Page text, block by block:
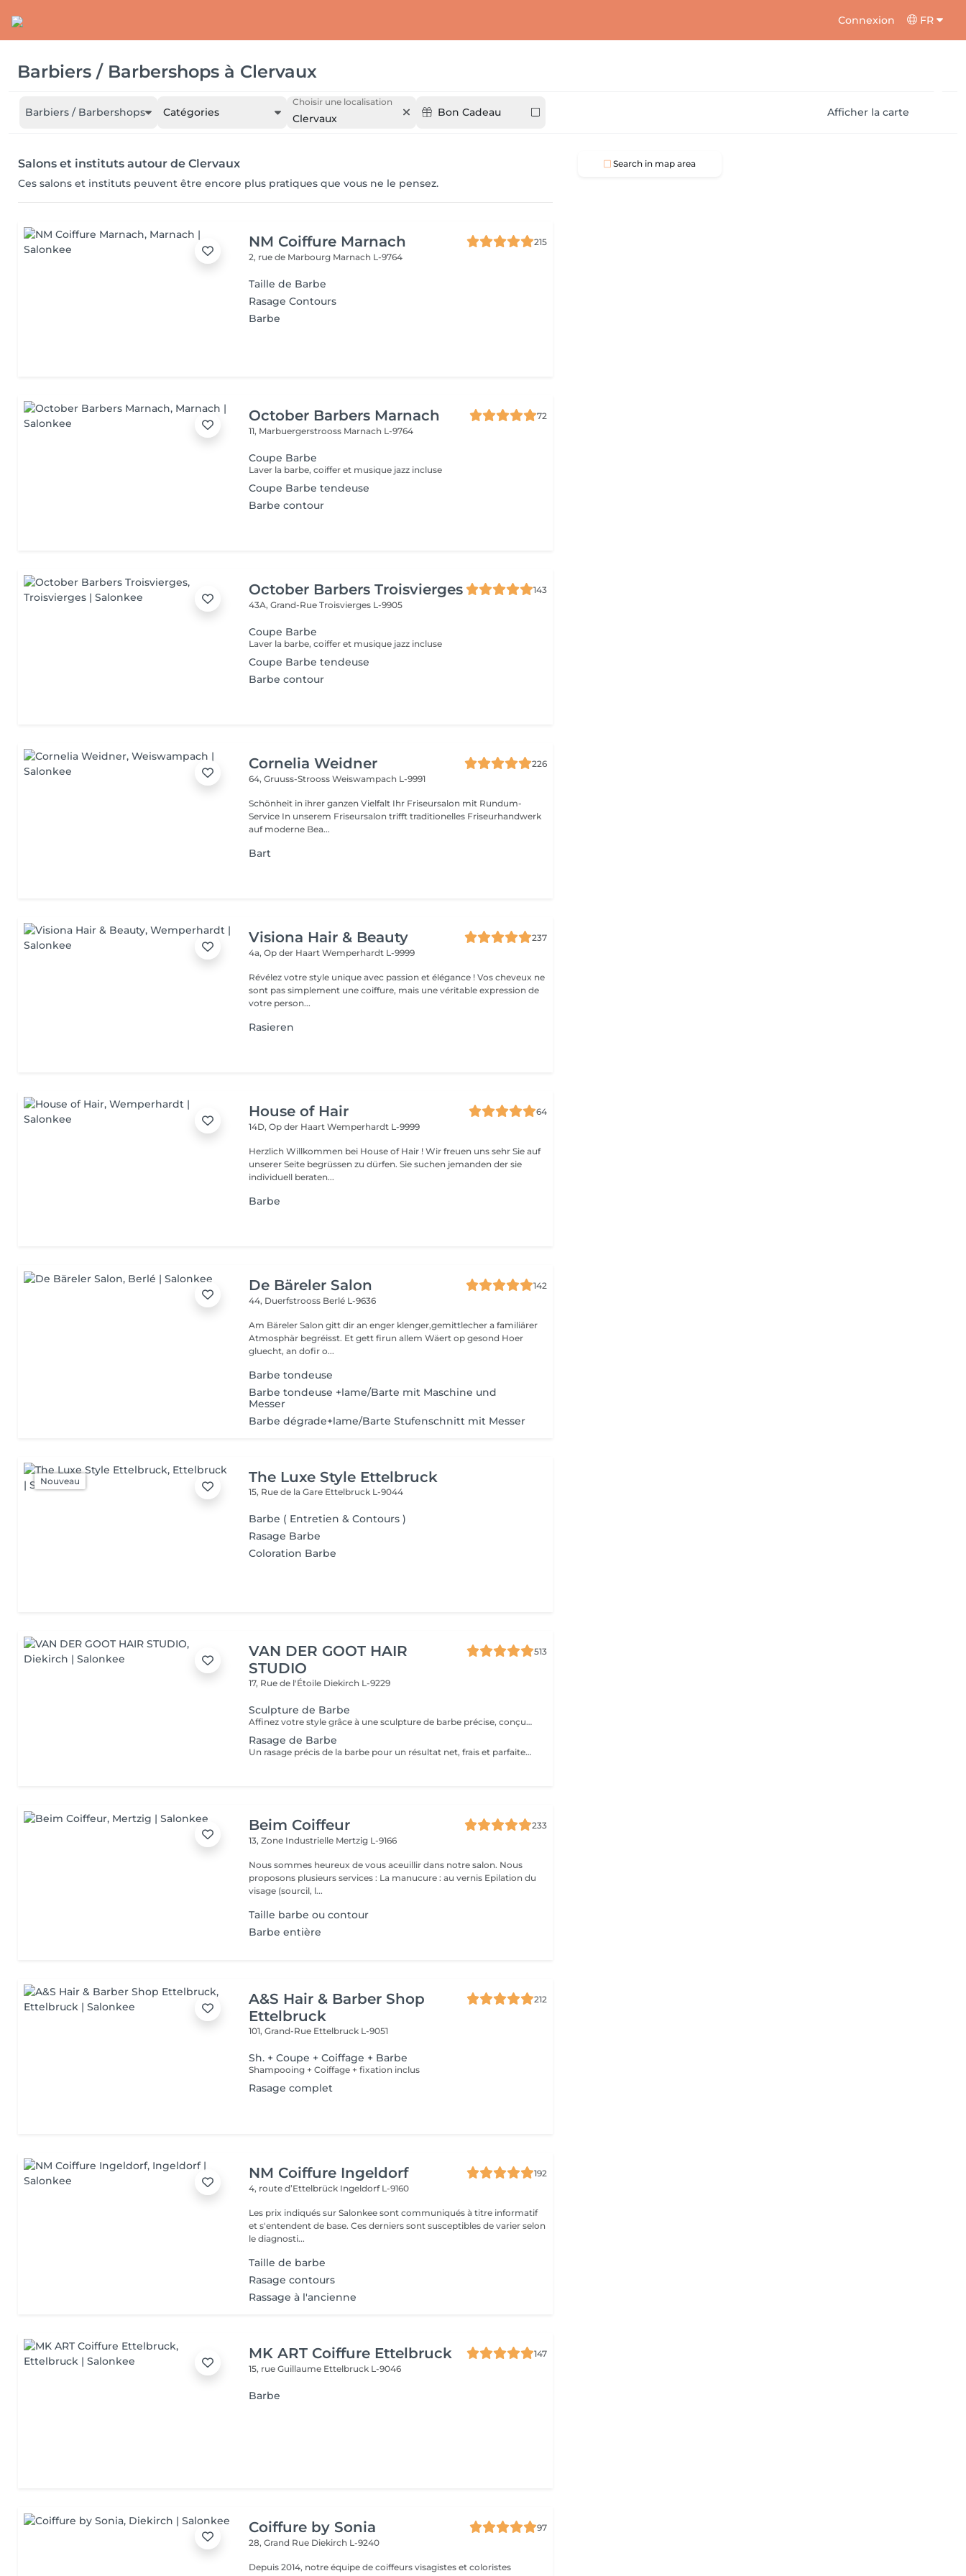
Connexion FR
Barbiers / Barbershops à Clervaux
Barbiers / Barbershops Catégories
Choisir une localisation
Clervaux Bon Cadeau Afficher la carte
Salons et instituts autour de Clervaux
Ces salons et instituts peuvent être encore plus pratiques que vous ne le pensez.
NM Coiffure Marnach
215
2, rue de Marbourg Marnach L-9764
Taille de Barbe
Rasage Contours
Barbe
October Barbers Marnach
72
11, Marbuergerstrooss Marnach L-9764
Coupe Barbe
Laver la barbe, coiffer et musique jazz incluse
Coupe Barbe tendeuse
Barbe contour
October Barbers Troisvierges
143
43A, Grand-RueTroisvierges L-9905
Coupe Barbe
Laver la barbe, coiffer et musique jazz incluse
Coupe Barbe tendeuse
Barbe contour
Cornelia Weidner
226
64, Gruuss-StroossWeiswampach L-9991
Schönheit in ihrer ganzen Vielfalt Ihr Friseursalon mit Rundum-
Service In unserem Friseursalon trifft traditionelles Friseurhandwerk
auf moderne Bea...
Bart
Visiona Hair & Beauty
237
4a, Op der HaartWemperhardt L-9999
Révélez votre style unique avec passion et élégance ! Vos cheveux ne
sont pas simplement une coiffure, mais une véritable expression de
votre person...
Rasieren
House of Hair
64
14D, Op der HaartWemperhardt L-9999
Herzlich Willkommen bei House of Hair ! Wir freuen uns sehr Sie auf
unserer Seite begrüssen zu dürfen. Sie suchen jemanden der sie
individuell beraten...
Barbe
De Bäreler Salon
142
44, Duerfstrooss Berlé L-9636
Am Bäreler Salon gitt dir an enger klenger,gemittlecher a familiärer
Atmosphär begréisst. Et gett firun allem Wäert op gesond Hoer
gluecht, an dofir o...
Barbe tondeuse
Barbe tondeuse +lame/Barte mit Maschine und
Messer
Barbe dégrade+lame/Barte Stufenschnitt mit Messer
Nouveau The Luxe Style Ettelbruck
15, Rue de la Gare Ettelbruck L-9044
Barbe ( Entretien & Contours )
Rasage Barbe
Coloration Barbe
VAN DER GOOT HAIR
STUDIO
513
17, Rue de l'Étoile Diekirch L-9229
Sculpture de Barbe
Affinez votre style grâce à une sculpture de barbe précise, conçue pour maintenir une barbe nette, équilibrée et parfaitement définie. Ce service comprend un travail minutieux de taille, de mise en forme et de contours afin de mettre en valeur la structure naturelle de votre visage.
Rasage de Barbe
Un rasage précis de la barbe pour un résultat net, frais et parfaitement soigné. La peau est laissée douce, lisse et parfaitement entretenue.
Beim Coiffeur
233
13, Zone Industrielle Mertzig L-9166
Nous sommes heureux de vous aceuillir dans notre salon. Nous
proposons plusieurs services : La manucure : au vernis Epilation du
visage (sourcil, l...
Taille barbe ou contour
Barbe entière
A&S Hair & Barber Shop
Ettelbruck
212
101, Grand-Rue Ettelbruck L-9051
Sh. + Coupe + Coiffage + Barbe
Shampooing + Coiffage + fixation inclus
Rasage complet
NM Coiffure Ingeldorf
192
4, route d’Ettelbrück Ingeldorf L-9160
Les prix indiqués sur Salonkee sont communiqués à titre informatif
et s'entendent de base. Ces derniers sont susceptibles de varier selon
le diagnosti...
Taille de barbe
Rasage contours
Rassage à l'ancienne
MK ART Coiffure Ettelbruck
147
15, rue Guillaume Ettelbruck L-9046
Barbe
Coiffure by Sonia
97
28, Grand Rue Diekirch L-9240
Depuis 2014, notre équipe de coiffeurs visagistes et coloristes
Search in map area